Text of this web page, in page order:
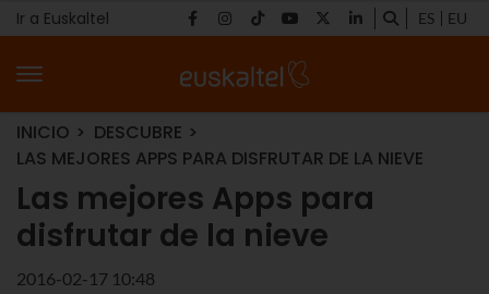
Ir a Euskaltel ES EU
INICIO
DESCUBRE
LAS MEJORES APPS PARA DISFRUTAR DE LA NIEVE
Las mejores Apps para
disfrutar de la nieve
2016-02-17 10:48